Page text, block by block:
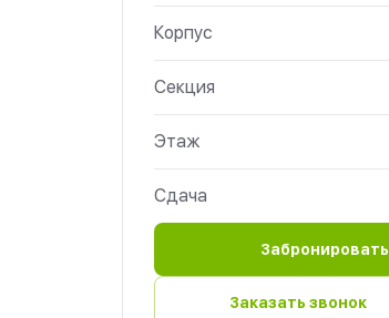
Корпус
Секция
Этаж
Сдача
Забронировать
Заказать звонок